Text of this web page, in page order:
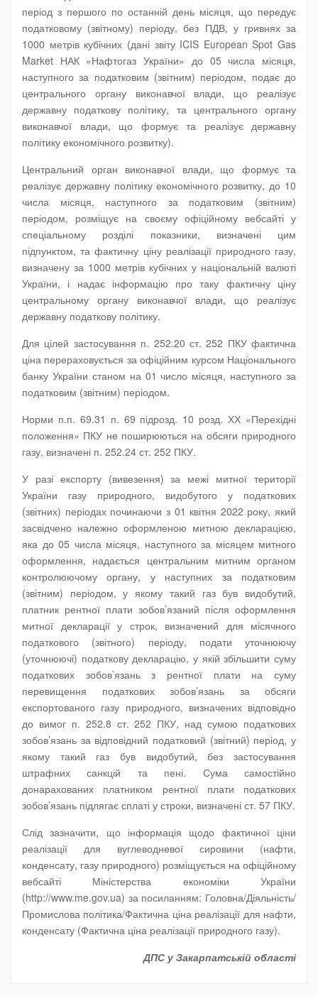
період з першого по останній день місяця, що передує
податковому (звітному) періоду, без ПДВ, у гривнях за
1000 метрів кубічних (дані звіту ICIS European Spot Gas
Market НАК «Нафтогаз України» до 05 числа місяця,
наступного за податковим (звітним) періодом, подає до
центрального органу виконавчої влади, що реалізує
державну податкову політику, та центрального органу
виконавчої влади, що формує та реалізує державну
політику економічного розвитку).
Центральний орган виконавчої влади, що формує та
реалізує державну політику економічного розвитку, до 10
числа місяця, наступного за податковим (звітним)
періодом, розміщує на своєму офіційному вебсайті у
спеціальному розділі показники, визначені цим
підпунктом, та фактичну ціну реалізації природного газу,
визначену за 1000 метрів кубічних у національній валюті
України, і надає інформацію про таку фактичну ціну
центральному органу виконавчої влади, що реалізує
державну податкову політику.
Для цілей застосування п. 252.20 ст. 252 ПКУ фактична
ціна перераховується за офіційним курсом Національного
банку України станом на 01 число місяця, наступного за
податковим (звітним) періодом.
Норми п.п. 69.31 п. 69 підрозд. 10 розд. ХХ «Перехідні
положення» ПКУ не поширюються на обсяги природного
газу, визначені п. 252.24 ст. 252 ПКУ.
У разі експорту (вивезення) за межі митної території
України газу природного, видобутого у податкових
(звітних) періодах починаючи з 01 квітня 2022 року, який
засвідчено належно оформленою митною декларацією,
яка до 05 числа місяця, наступного за місяцем митного
оформлення, надається центральним митним органом
контролюючому органу, у наступних за податковим
(звітним) періодом, у якому такий газ був видобутий,
платник рентної плати зобов’язаний після оформлення
митної декларації у строк, визначений для місячного
податкового (звітного) періоду, подати уточнюючу
(уточнюючі) податкову декларацію, у якій збільшити суму
податкових зобов’язань з рентної плати на суму
перевищення податкових зобов’язань за обсяги
експортованого газу природного, визначених відповідно
до вимог п. 252.8 ст. 252 ПКУ, над сумою податкових
зобов’язань за відповідний податковий (звітний) період, у
якому такий газ був видобутий, без застосування
штрафних санкцій та пені. Сума самостійно
донарахованих платником рентної плати податкових
зобов’язань підлягає сплаті у строки, визначені ст. 57 ПКУ.
Слід зазначити, що інформація щодо фактичної ціни
реалізації для вуглеводневої сировини (нафти,
конденсату, газу природного) розміщується на офіційному
вебсайті Міністерства економіки України
(http://www.me.gov.ua) за посиланням: Головна/Діяльність/
Промислова політика/Фактична ціна реалізації для нафти,
конденсату (Фактична ціна реалізації природного газу).
ДПС у Закарпатській області